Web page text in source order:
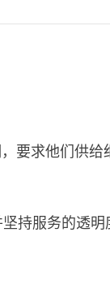
求他们供
持服务的透